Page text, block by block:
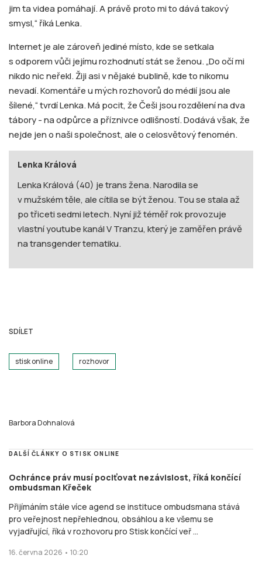
jim ta videa pomáhají. A právě proto mi to dává takový
smysl,“ říká Lenka.
Internet je ale zároveň jediné místo, kde se setkala
s odporem vůči jejímu rozhodnutí stát se ženou. „Do očí mi
nikdo nic neřekl. Žiji asi v nějaké bublině, kde to nikomu
nevadí. Komentáře u mých rozhovorů do médií jsou ale
šílené,“ tvrdí Lenka. Má pocit, že Češi jsou rozdělení na dva
tábory - na odpůrce a příznivce odlišností. Dodává však, že
nejde jen o naši společnost, ale o celosvětový fenomén.
Lenka Králová
Lenka Králová (40) je trans žena. Narodila se
v mužském těle, ale cítila se být ženou. Tou se stala až
po třiceti sedmi letech. Nyní již téměř rok provozuje
vlastní youtube kanál V Tranzu, který je zaměřen právě
na transgender tematiku.
SDÍLET
stisk online rozhovor
Barbora Dohnalová
DALŠÍ ČLÁNKY O STISK ONLINE
Ochránce práv musí pociťovat nezávislost, říká končící
ombudsman Křeček
Přijímáním stále více agend se instituce ombudsmana stává
pro veřejnost nepřehlednou, obsáhlou a ke všemu se
vyjadřující, říká v rozhovoru pro Stisk končící veř ...
16. června 2026 • 10:20